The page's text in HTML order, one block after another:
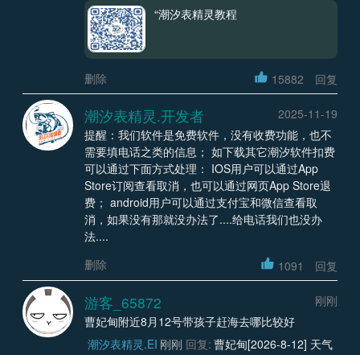
“潮汐表精灵教程
删除 15882 回复
潮汐表精灵.开发者
2025-11-19
提醒：我们软件是免费软件，没有收费功能，也不
需要填电话之类的信息； 如下载其它潮汐软件扣费
可以通过下面方式处理： IOS用户可以通过App
Store订阅查看取消，也可以通过网页App Store退
费； android用户可以通过支付宝和微信查看取
消，如果没有那就没办法了....给电话我们也没办
法....
删除
1091 回复
游客_65872
刚刚
曹妃甸附近8月12号带孩子赶海去哪比较好
潮汐表精灵.EI 刚刚 回复: 曹妃甸[2026-8-12] 天气